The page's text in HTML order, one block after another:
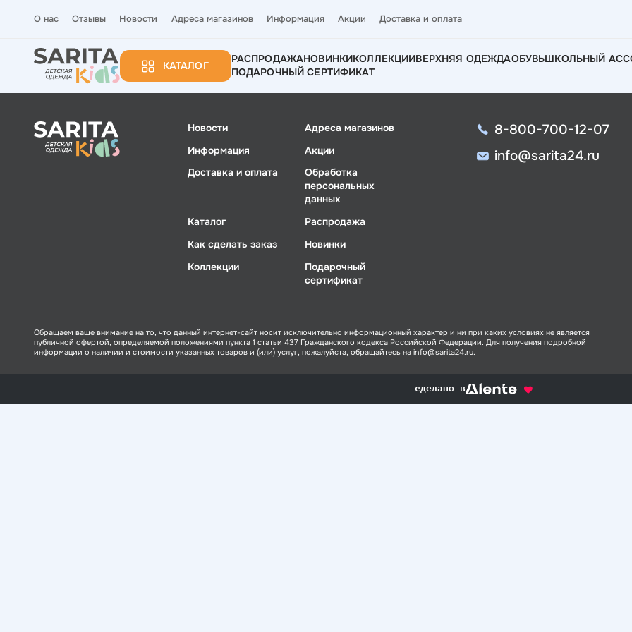
О нас Отзывы Новости Адреса магазинов Информация Акции Доставка и оплата
КАТАЛОГ
РАСПРОДАЖАНОВИНКИКОЛЛЕКЦИИВЕРХНЯЯ ОДЕЖДАОБУВЬШКОЛЬНЫЙ
ПОДАРОЧНЫЙ СЕРТИФИКАТ
Новости
Адреса магазинов
Информация
Акции
Доставка и оплата
Обработка
персональных
данных
Каталог
Распродажа
Как сделать заказ
Новинки
Коллекции
Подарочный
сертификат
8-800-700-12-07
info@sarita24.ru
Обращаем ваше внимание на то, что данный интернет-сайт носит исключительно информационный характер и ни при каких условиях не является
публичной офертой, определяемой положениями пункта 1 статьи 437 Гражданского кодекса Российской Федерации. Для получения подробной
информации о наличии и стоимости указанных товаров и (или) услуг, пожалуйста, обращайтесь на info@sarita24.ru.
сделано в alente